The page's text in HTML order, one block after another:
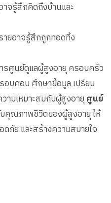
จรู้สึกคิดถึงบ้านและ
ยอาจรู้สึกถูกทอดทิ้ง
รศูนย์ดูแลผู้สูงอายุ ครอบครัว
บคอบ ศึกษาข้อมูล เปรียบ
ามเหมาะสมกับผู้สูงอายุศูนย์
คุณภาพชีวิตของผู้สูงอายุ ให้
ภัย และสร้างความสบายใจ